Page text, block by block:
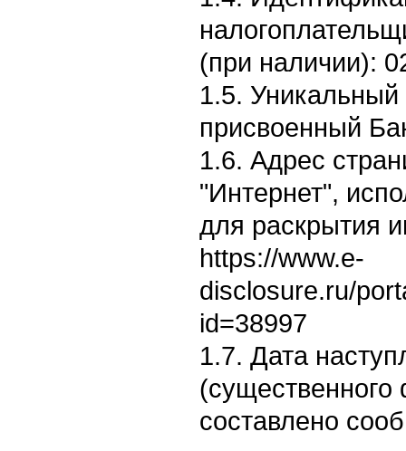
(при наличии):
1.5. Уникальный
присвоенный
1.6. Адрес
"Интернет",
для раскрытия
https://www.e-
disclosure.ru/
id=38997
1.7. Дата
(существенного
составлено